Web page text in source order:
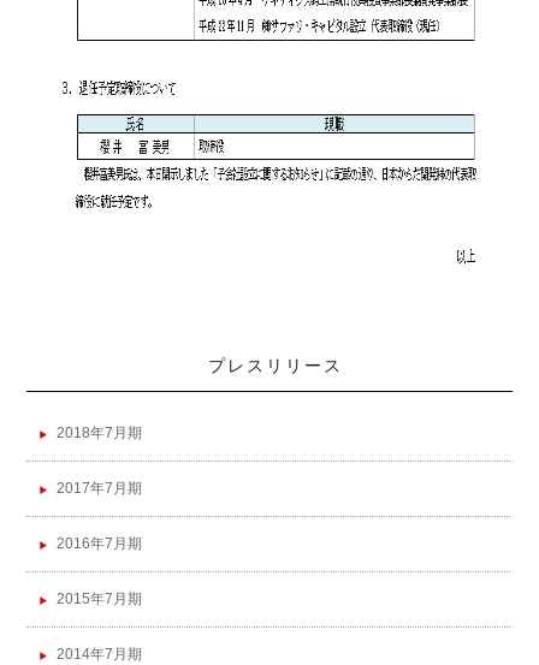
プレスリリース
2018年7月期
2017年7月期
2016年7月期
2015年7月期
2014年7月期